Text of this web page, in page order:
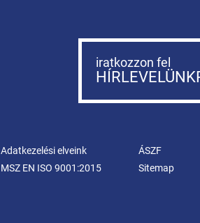
iratkozzon fel
Adatkezelési elveink ÁSZF
MSZ EN ISO 9001:2015 Sitemap